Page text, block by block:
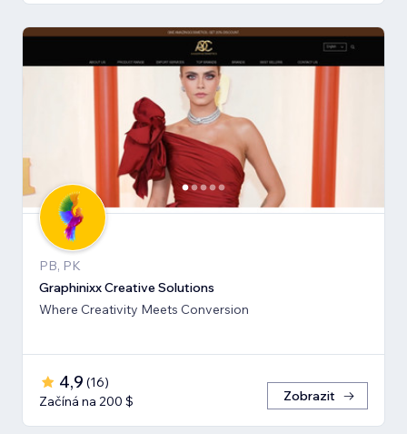
PB, PK
Graphinixx Creative Solutions
Where Creativity Meets Conversion
4,9 (16)
Začíná na 200 $
Zobrazit